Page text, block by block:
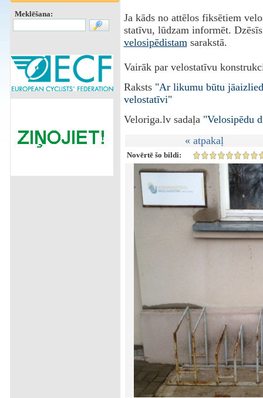
Meklēšana:
Ja kāds no attēlos fiksētiem
statīvu, lūdzam informēt.
velosipēdistam sarakstā.
Vairāk par velostatīvu
Raksts "Ar likumu būtu
velostatīvi"
Veloriga.lv sadaļa "Velosipēdu
« atpakaļ
Novērtē šo bildi: